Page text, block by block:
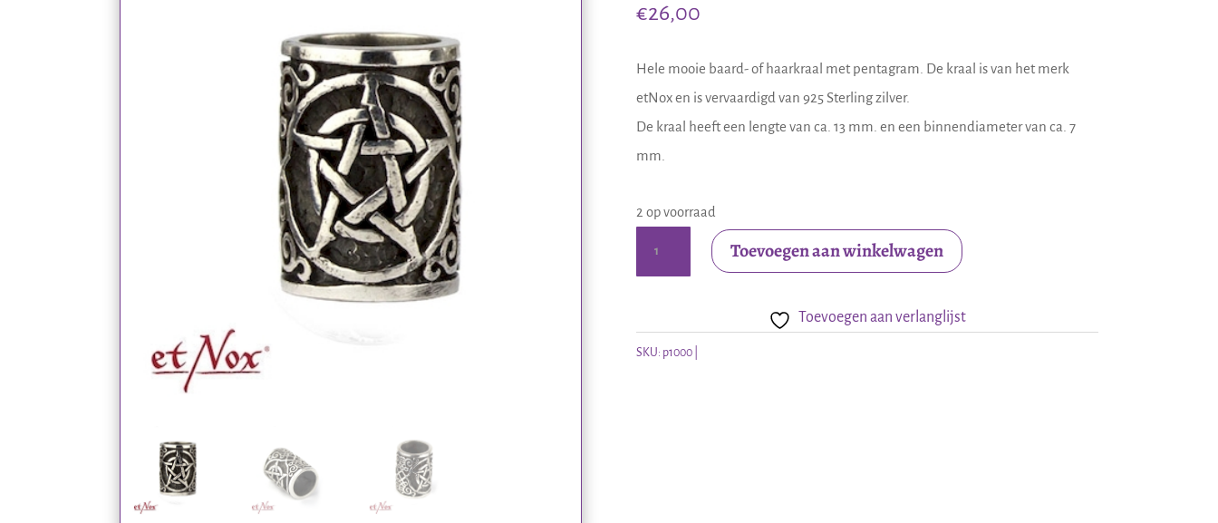
€26,00
Hele mooie baard- of haarkraal met pentagram. De kraal is van het merk
etNox en is vervaardigd van 925 Sterling zilver.
De kraal heeft een lengte van ca. 13 mm. en een binnendiameter van ca. 7
mm.
2 op voorraad
pentagram
aantal
Toevoegen aan winkelwagen
Toevoegen aan verlanglijst
SKU: p1000